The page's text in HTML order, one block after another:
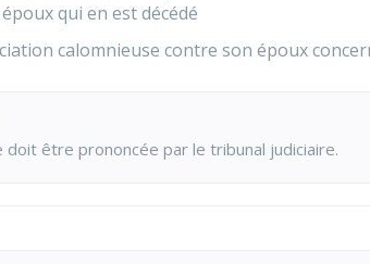
qui en est décédé
calomnieuse contre son époux
doit être prononcée par le tribunal judiciaire.